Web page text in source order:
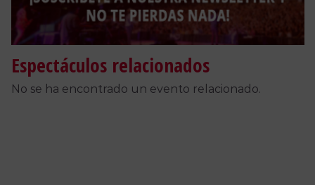
Espectáculos relacionados
No se ha encontrado un evento relacionado.